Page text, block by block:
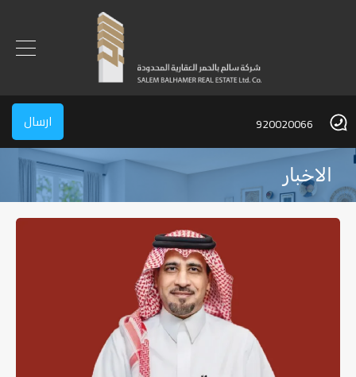
920020066 ارسال
الاخبار